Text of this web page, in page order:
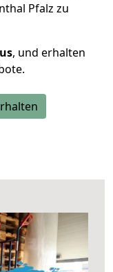
Pfalz zu
, und erhalten